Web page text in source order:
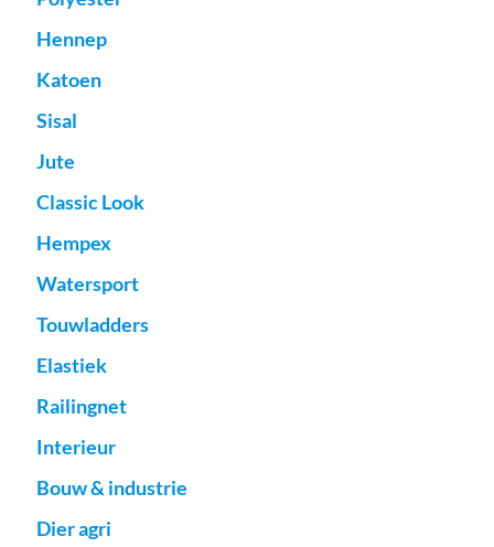
Hennep
Katoen
Sisal
Jute
Classic Look
Hempex
Watersport
Touwladders
Elastiek
Railingnet
Interieur
Bouw & industrie
Dier agri